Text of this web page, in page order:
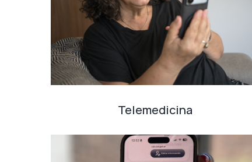
Telemedicina